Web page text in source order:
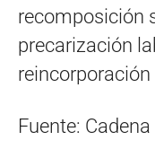
recomposición
precarización
Fuente: Cadena